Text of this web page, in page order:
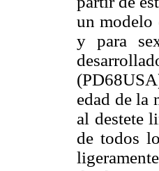
un modelo
y para
edad de la
al destete
de todos